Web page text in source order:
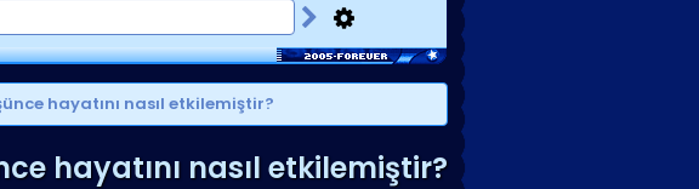
hayatını nasıl etkilemiştir?
hayatını nasıl etkilemiştir?